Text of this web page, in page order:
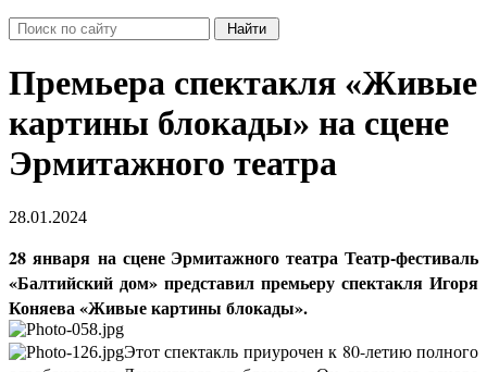
Премьера спектакля «Живые
картины блокады» на сцене
Эрмитажного театра
28.01.2024
28 января на сцене Эрмитажного театра Театр-фестиваль
«Балтийский дом» представил премьеру спектакля Игоря
Коняева«Живые картины блокады».
Этот спектакль приурочен к 80-летию полного